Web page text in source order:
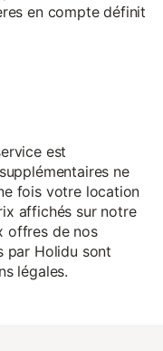
en compte définit
est
ne
fois votre location
affichés sur notre
offres de nos
par Holidu sont
légales.